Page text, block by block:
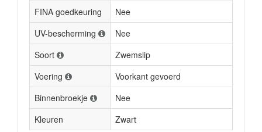
FINA goedkeuring
Nee
UV-bescherming
Nee
Soort
Zwemslip
Voering
Voorkant gevoerd
Binnenbroekje
Nee
Kleuren
Zwart